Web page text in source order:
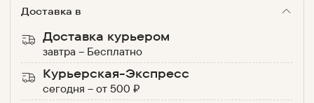
Доставка в
Доставка курьером
завтра – Бесплатно
Курьерская-Экспресс
сегодня –от500 ₽